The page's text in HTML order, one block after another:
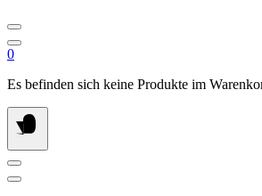
0
Es befinden sich keine Produkte im